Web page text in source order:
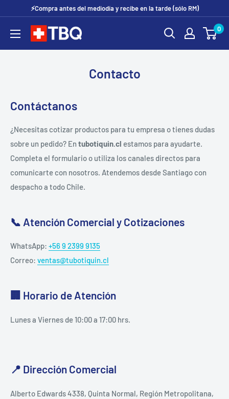
contenido
⚡Compra antes del mediodía y recibe en la tarde (sólo RM)
tubotiquin.cl 0
Contacto
Contáctanos
¿Necesitas cotizar productos para tu empresa o tienes dudas
sobre un pedido? En tubotiquin.cl estamos para ayudarte.
Completa el formulario o utiliza los canales directos para
comunicarte con nosotros. Atendemos desde Santiago con
despacho a todo Chile.
📞 Atención Comercial y Cotizaciones
WhatsApp: +56 9 2399 9135
Correo: ventas@tubotiquin.cl
🏢 Horario de Atención
Lunes a Viernes de 10:00 a 17:00 hrs.
📍 Dirección Comercial
Alberto Edwards 4338, Quinta Normal, Región Metropolitana,